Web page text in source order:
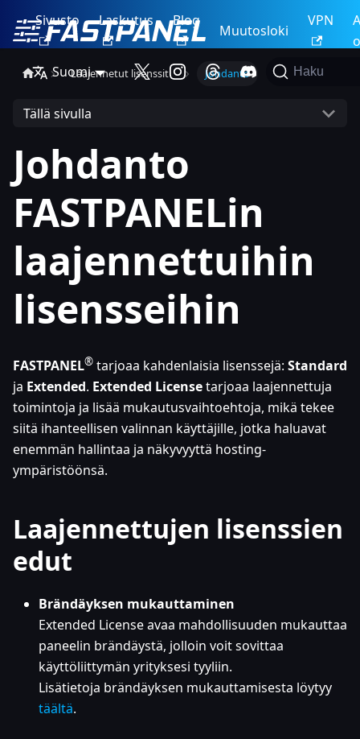
Sivusto Laskutus Blog
Muutosloki
VPN
Suomi
Haku
Laajennetut lisenssit Johdanto
Tällä sivulla
Johdanto
FASTPANELin
laajennettuihin
lisensseihin
FASTPANEL® tarjoaa kahdenlaisia lisenssejä: Standard
ja Extended. Extended Licensetarjoaa laajennettuja
toimintoja ja lisää mukautusvaihtoehtoja, mikä tekee
siitä ihanteellisen valinnan käyttäjille, jotka haluavat
enemmän hallintaa ja näkyvyyttä hosting-
ympäristöönsä.
Laajennettujen lisenssien
edut
Brändäyksen mukauttaminen
Extended License avaa mahdollisuuden mukauttaa
paneelin brändäystä, jolloin voit sovittaa
käyttöliittymän yrityksesi tyyliin.
Lisätietoja brändäyksen mukauttamisesta löytyy
täältä.